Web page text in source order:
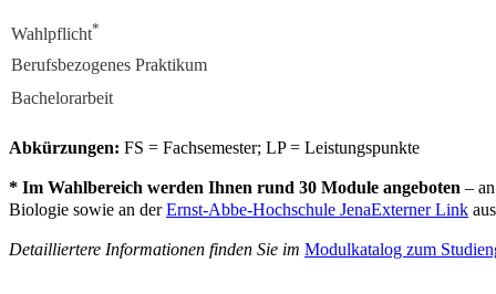
Wahlpflicht*
Berufsbezogenes Praktikum
Bachelorarbeit
Abkürzungen: FS = Fachsemester; LP = Leistungspunkte
* Im Wahlbereich werden Ihnen rund 30 Module angeboten –
Biologie sowie an derErnst-Abbe-Hochschule JenaExterner Link
Detailliertere Informationen finden Sie im Modulkatalog zum